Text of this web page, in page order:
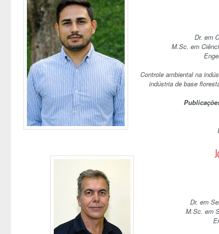
Dr. em
M.Sc. em
Controle ambiental na
indústria de base
Dr. em
M.Sc. em